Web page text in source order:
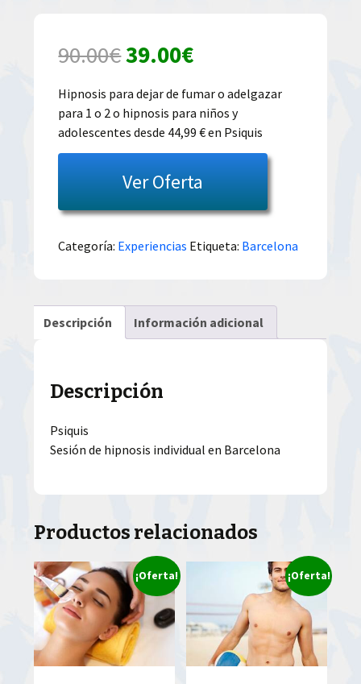
90.00€El
precio
original
era:
90.00€.
39.00€El
precio
actual
es:
39.00€.
Hipnosis para dejar de fumar o adelgazar
para 1 o 2 o hipnosis para niños y
adolescentes desde 44,99 € en Psiquis
Ver Oferta
Categoría: Experiencias Etiqueta: Barcelona
Descripción Información adicional
Descripción
Psiquis
Sesión de hipnosis individual en Barcelona
Productos relacionados
¡Oferta! ¡Oferta!